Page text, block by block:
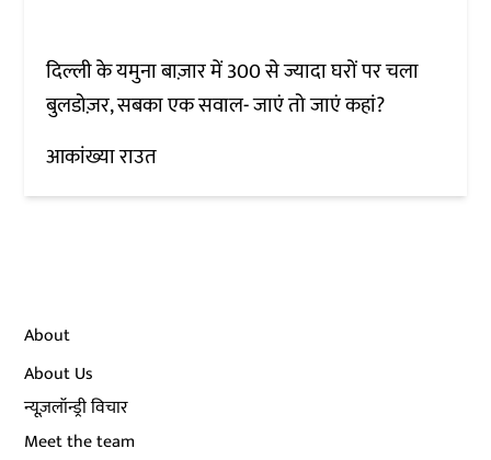
दिल्ली के यमुना बाज़ार में 300 से ज्यादा घरों पर चला
बुलडोज़र, सबका एक सवाल- जाएं तो जाएं कहां?
आकांख्या राउत
About
About Us
न्यूज़लॉन्ड्री विचार
Meet the team